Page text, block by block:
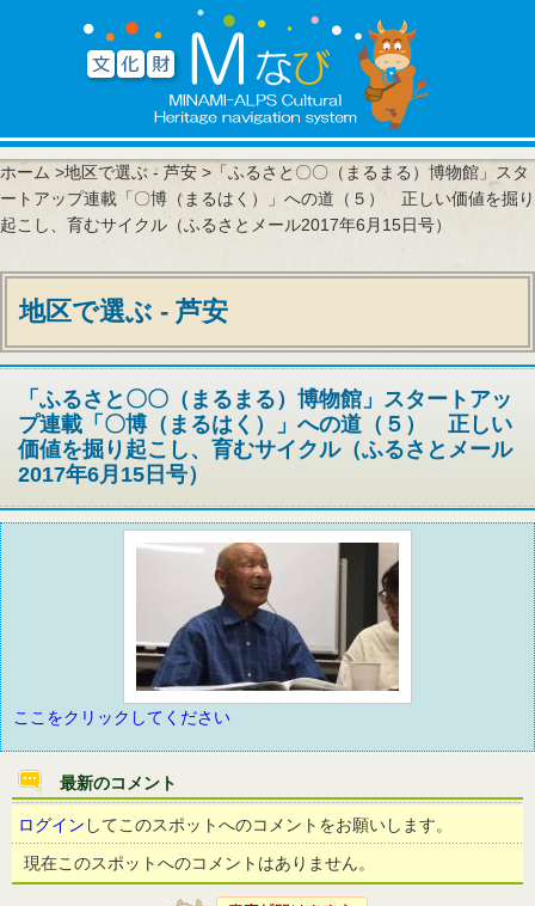
ホーム >地区で選ぶ - 芦安 >「ふるさと〇〇（まるまる）博物館」スタ
ートアップ連載「〇博（まるはく）」への道（５） 正しい価値を掘り
起こし、育むサイクル（ふるさとメール2017年6月15日号）
地区で選ぶ - 芦安
「ふるさと〇〇（まるまる）博物館」スタートアッ
プ連載「〇博（まるはく）」への道（５） 正しい
価値を掘り起こし、育むサイクル（ふるさとメール
2017年6月15日号）
ここをクリックしてください
最新のコメント
ログイン してこのスポットへのコメントをお願いします。
現在このスポットへのコメントはありません。